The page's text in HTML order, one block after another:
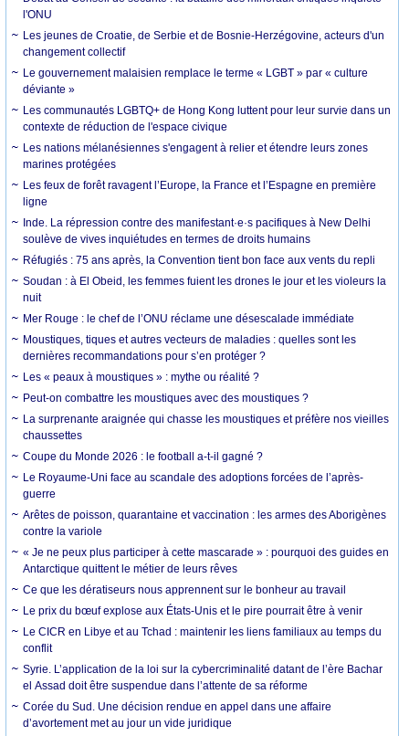
l'ONU
Les jeunes de Croatie, de Serbie et de Bosnie-Herzégovine, acteurs d'un
changement collectif
Le gouvernement malaisien remplace le terme « LGBT » par « culture
déviante »
Les communautés LGBTQ+ de Hong Kong luttent pour leur survie dans un
contexte de réduction de l'espace civique
Les nations mélanésiennes s'engagent à relier et étendre leurs zones
marines protégées
Les feux de forêt ravagent l’Europe, la France et l’Espagne en première
ligne
Inde. La répression contre des manifestant·e·s pacifiques à New Delhi
soulève de vives inquiétudes en termes de droits humains
Réfugiés : 75 ans après, la Convention tient bon face aux vents du repli
Soudan : à El Obeid, les femmes fuient les drones le jour et les violeurs la
nuit
Mer Rouge : le chef de l’ONU réclame une désescalade immédiate
Moustiques, tiques et autres vecteurs de maladies : quelles sont les
dernières recommandations pour s’en protéger ?
Les « peaux à moustiques » : mythe ou réalité ?
Peut-on combattre les moustiques avec des moustiques ?
La surprenante araignée qui chasse les moustiques et préfère nos vieilles
chaussettes
Coupe du Monde 2026 : le football a-t-il gagné ?
Le Royaume-Uni face au scandale des adoptions forcées de l’après-
guerre
Arêtes de poisson, quarantaine et vaccination : les armes des Aborigènes
contre la variole
« Je ne peux plus participer à cette mascarade » : pourquoi des guides en
Antarctique quittent le métier de leurs rêves
Ce que les dératiseurs nous apprennent sur le bonheur au travail
Le prix du bœuf explose aux États-Unis et le pire pourrait être à venir
Le CICR en Libye et au Tchad : maintenir les liens familiaux au temps du
conflit
Syrie. L’application de la loi sur la cybercriminalité datant de l’ère Bachar
el Assad doit être suspendue dans l’attente de sa réforme
Corée du Sud. Une décision rendue en appel dans une affaire
d’avortement met au jour un vide juridique